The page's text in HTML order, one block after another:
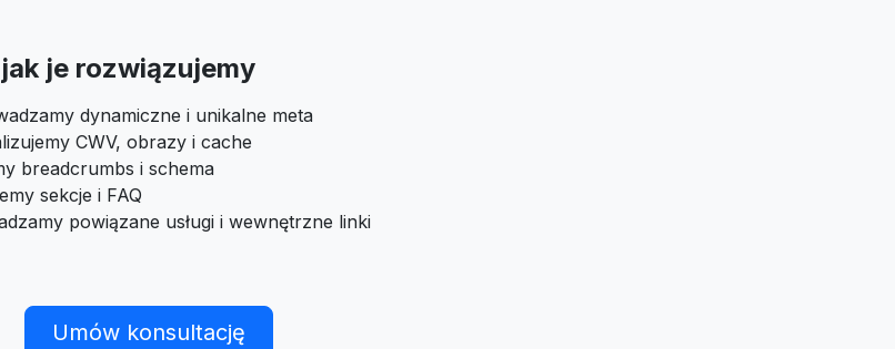
je rozwiązujemy
dynamiczne i unikalne meta
CWV, obrazy i cache
breadcrumbs i schema
sekcje i FAQ
powiązane usługi i wewnętrzne linki
Umów konsultację